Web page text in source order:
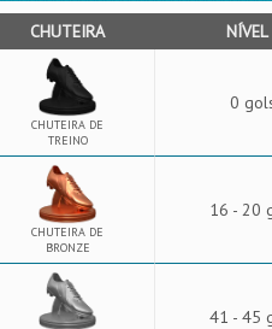
CHUTEIRA
CHUTEIRA DE
TREINO
0
CHUTEIRA DE
BRONZE
16 - 20
41 - 45